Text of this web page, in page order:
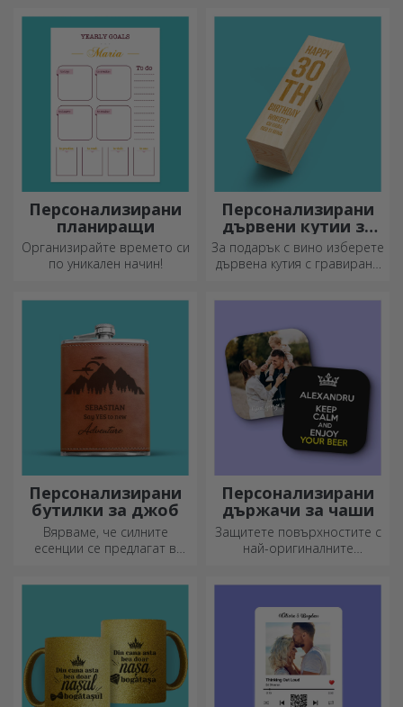
всеки повод.
Персонализирани
планиращи
Организирайте времето си
по уникален начин!
Персонализирани
дървени кутии за
вино
За подарък с вино изберете
дървена кутия с гравирани
Персонализирани
бутилки за джоб
Вярваме, че силните
есенции се предлагат в
Персонализирани
държачи за чаши
Защитете повърхностите с
най-оригиналните